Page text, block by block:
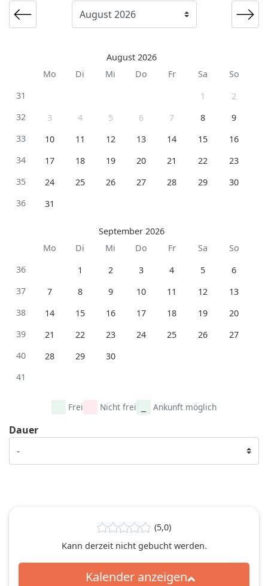
August 2026
Mo
Di Mi Do Fr Sa
So
31
1
2
32
3 4 5 6 7 8
9
33
10 11 12 13 14 15
16
34
17 18 19 20 21 22
23
35
24 25 26 27 28 29
30
36
31
September 2026
Mo
Di Mi Do Fr Sa
So
36
1 2 3 4 5
6
37
7 8 9 10 11 12
13
38
14 15 16 17 18 19
20
39
21 22 23 24 25 26
27
40
28 29
30
41
Frei Nicht frei Ankunft möglich
Dauer
(5,0)
Kann derzeit nicht gebucht werden.
Kalender anzeigen